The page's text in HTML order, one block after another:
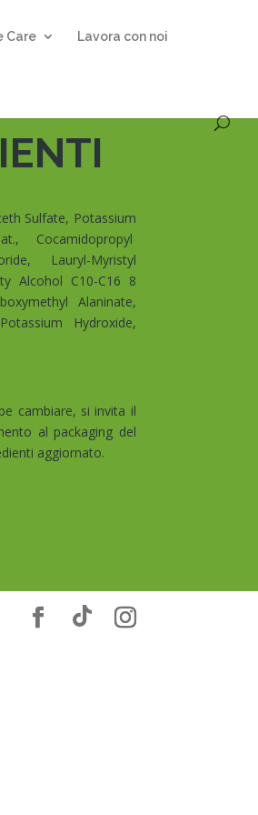
Care Lavora con noi
Sulfate, Potassium
Cocamidopropyl
Lauryl-Myristyl
Alcohol C10-C16 8
Alaninate,
Hydroxide,
cambiare, si invita il
al packaging del
aggiornato.